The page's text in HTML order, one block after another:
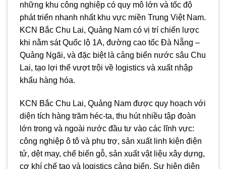
những khu công nghiệp có quy mô lớn và tốc độ
phát triển nhanh nhất khu vực miền Trung Việt Nam.
KCN Bắc Chu Lai, Quảng Nam có vị trí chiến lược
khi nằm sát Quốc lộ 1A, đường cao tốc Đà Nẵng –
Quảng Ngãi, và đặc biệt là cảng biển nước sâu Chu
Lai, tạo lợi thế vượt trội về logistics và xuất nhập
khẩu hàng hóa.
KCN Bắc Chu Lai, Quảng Nam được quy hoạch với
diện tích hàng trăm héc-ta, thu hút nhiều tập đoàn
lớn trong và ngoài nước đầu tư vào các lĩnh vực:
công nghiệp ô tô và phụ trợ, sản xuất linh kiện điện
tử, dệt may, chế biến gỗ, sản xuất vật liệu xây dựng,
cơ khí chế tạo và logistics cảng biển. Sự hiện diện